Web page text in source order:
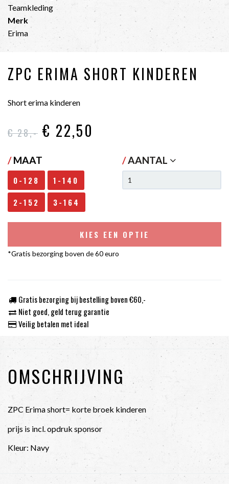
Teamkleding
Merk
Erima
ZPC ERIMA SHORT KINDEREN
Short erima kinderen
€ 28,- € 22,50
/MAAT
0-128
1-140
2-152
3-164
/AANTAL
KIES EEN OPTIE
*Gratis bezorging boven de 60 euro
Gratis bezorging bij bestelling boven €60,-
Niet goed, geld terug garantie
Veilig betalen met ideal
OMSCHRIJVING
ZPC Erima short= korte broek kinderen
prijs is incl. opdruk sponsor
Kleur: Navy